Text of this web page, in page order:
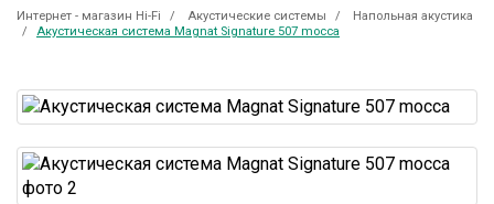
Интернет - магазин Hi-Fi Акустические системы
Напольная акустика
Акустическая система Magnat Signature 507 mocca